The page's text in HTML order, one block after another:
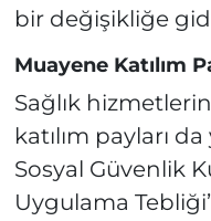
bir değişikliğe
Muayene Katılım
Sağlık
katılım payları
Sosyal Güvenlik
Uygulama